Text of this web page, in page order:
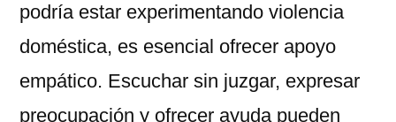
podría estar experimentando violencia
doméstica, es esencial ofrecer apoyo
empático. Escuchar sin juzgar, expresar
preocupación y ofrecer ayuda pueden